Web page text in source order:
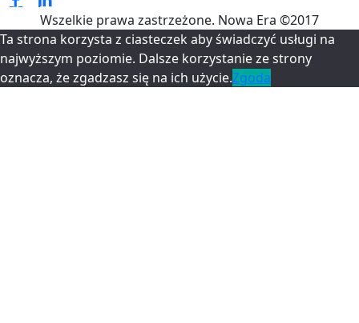
Wszelkie prawa zastrzeżone. Nowa Era ©2017
Ta strona korzysta z ciasteczek aby świadczyć usługi na
najwyższym poziomie. Dalsze korzystanie ze strony
oznacza, że zgadzasz się na ich użycie.Zgoda